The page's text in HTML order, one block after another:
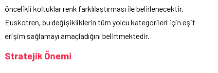
öncelikli koltuklar renk farklılaştırması ile belirlenecektir.
Euskotren, bu değişikliklerin tüm yolcu kategorileri için eşit
erişim sağlamayı amaçladığını belirtmektedir.
Stratejik Önemi